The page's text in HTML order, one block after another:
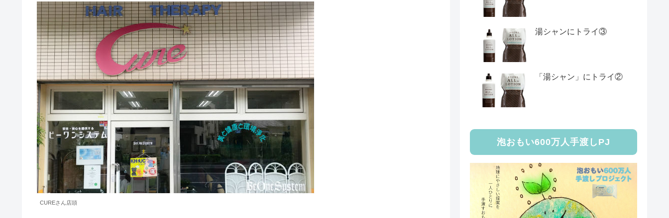
CUREさん店頭
湯シャンにトライ③
「湯シャン」にトライ②
泡おもい600万人手渡しPJ